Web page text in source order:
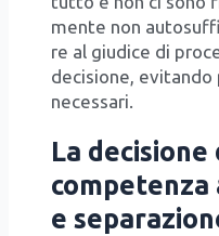
men­te non
re al giu­di­ce di
deci­sio­ne, evi­tan­do
neces­sa­ri.
La
e